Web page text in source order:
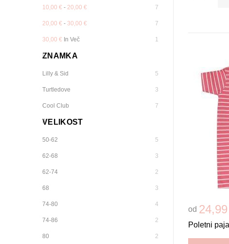
od
Poletni
10,00 € - 20,00 € 7
20,00 € - 30,00 € 7
30,00 € In Več 1
ZNAMKA
Lilly & Sid 5
Turtledove 3
Cool Club 7
VELIKOST
50-62 5
62-68 3
62-74 2
68 3
74-80 4
74-86 2
80 2